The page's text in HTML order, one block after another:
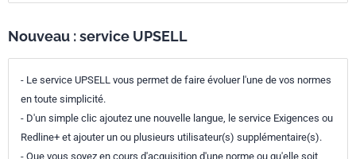
Nouveau : service UPSELL
- Le service UPSELL vous permet de faire évoluer l'une de vos normes
en toute simplicité.
- D'un simple clic ajoutez une nouvelle langue, le service Exigences ou
Redline+ et ajouter un ou plusieurs utilisateur(s) supplémentaire(s).
- Que vous soyez en cours d'acquisition d'une norme ou qu'elle soit